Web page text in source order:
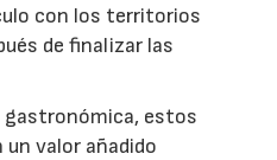
con los territorios
de finalizar las
gastronómica, estos
valor añadido